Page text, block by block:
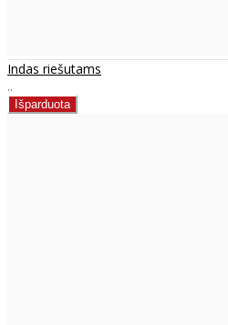
Indas riešutams
..